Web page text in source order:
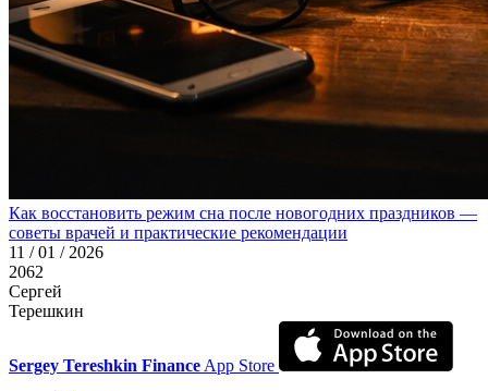
Как восстановить режим сна после новогодних праздников —
советы врачей и практические рекомендации
11 / 01 / 2026
2062
Сергей
Терешкин
Sergey Tereshkin Finance App Store